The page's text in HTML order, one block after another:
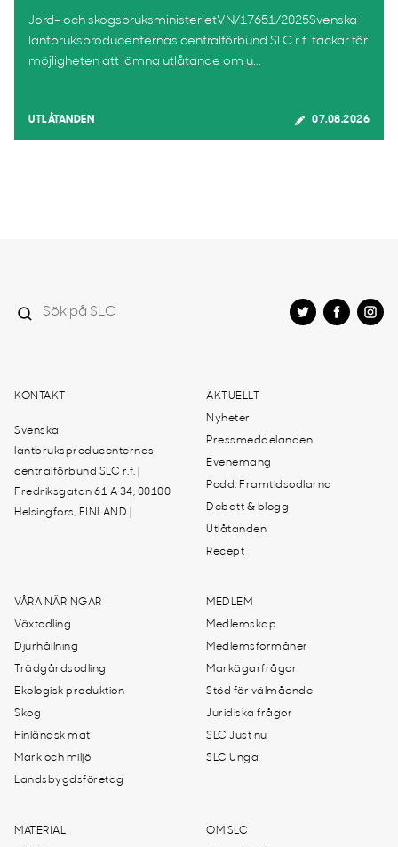
Jord- och skogsbruksministerietVN/17651/2025Svenska
lantbruksproducenternas centralförbund SLC r.f. tackar för
möjligheten att lämna utlåtande om u...
UTLÅTANDEN 07.08.2026
KONTAKT
Svenska
lantbruksproducenternas
centralförbund SLC r.f. |
Fredriksgatan 61 A 34, 00100
Helsingfors, FINLAND |
AKTUELLT
Nyheter
Pressmeddelanden
Evenemang
Podd: Framtidsodlarna
Debatt & blogg
Utlåtanden
Recept
VÅRA NÄRINGAR
Växtodling
Djurhållning
Trädgårdsodling
Ekologisk produktion
Skog
Finländsk mat
Mark och miljö
Landsbygdsföretag
MEDLEM
Medlemskap
Medlemsförmåner
Markägarfrågor
Stöd för välmående
Juridiska frågor
SLC Just nu
SLC Unga
MATERIAL OM SLC